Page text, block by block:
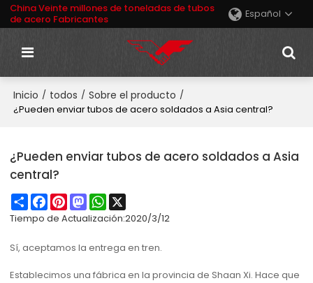
China Veinte millones de toneladas de tubos
de acero Fabricantes
Español
Inicio / todos / Sobre el producto /
¿Pueden enviar tubos de acero soldados a Asia central?
¿Pueden enviar tubos de acero soldados a Asia
central?
ShareFacebook
PinterestMastodonWhatsApp
Tiempo de Actualización:2020/3/12
Sí, aceptamos la entrega en tren.
Establecimos una fábrica en la provincia de Shaan Xi. Hace que